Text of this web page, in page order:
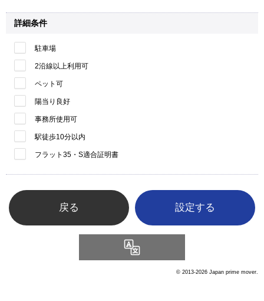
詳細条件
駐車場
2沿線以上利用可
ペット可
陽当り良好
事務所使用可
駅徒歩10分以内
フラット35・S適合証明書
戻る
© 2013-2026 Japan prime mover.